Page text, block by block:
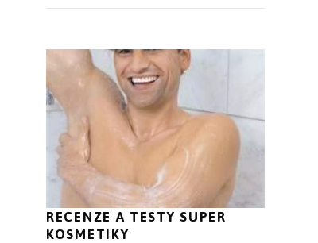
RECENZE A TESTY SUPER
KOSMETIKY